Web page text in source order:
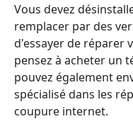
Vous devez
remplacer par des
d'essayer de réparer
pensez à acheter un
pouvez également
spécialisé dans les
coupure internet.